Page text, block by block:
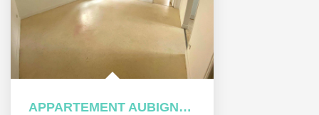
APPARTEMENT AUBIGNY SUR NERE - 2 pièce(s) - 45 m2